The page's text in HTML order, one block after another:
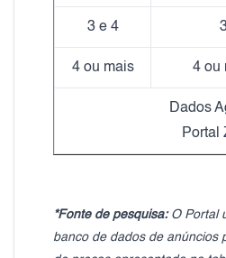
3 e 4
4 ou mais 4 ou
Dados
Portal
*Fonte de pesquisa:O Portal
banco de dados de anúncios